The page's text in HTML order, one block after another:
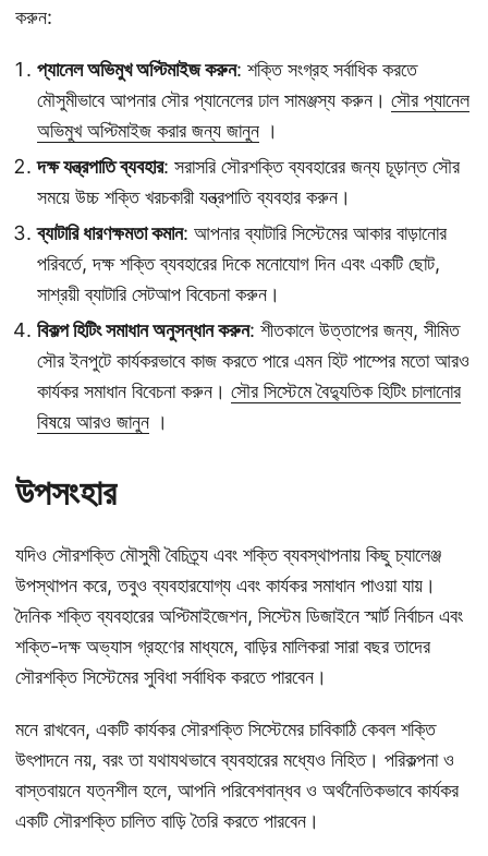
করুন:
প্যানেল অভিমুখ অপ্টিমাইজ করুন: শক্তি সংগ্রহ সর্বাধিক করতে
মৌসুমীভাবে আপনার সৌর প্যানেলের ঢাল সামঞ্জস্য করুন। সৌর প্যানেল
অভিমুখ অপ্টিমাইজ করার জন্য জানুন ।
দক্ষ যন্ত্রপাতি ব্যবহার: সরাসরি সৌরশক্তি ব্যবহারের জন্য চূড়ান্ত সৌর
সময়ে উচ্চ শক্তি খরচকারী যন্ত্রপাতি ব্যবহার করুন।
ব্যাটারি ধারণক্ষমতা কমান: আপনার ব্যাটারি সিস্টেমের আকার বাড়ানোর
পরিবর্তে, দক্ষ শক্তি ব্যবহারের দিকে মনোযোগ দিন এবং একটি ছোট,
সাশ্রয়ী ব্যাটারি সেটআপ বিবেচনা করুন।
বিকল্প হিটিং সমাধান অনুসন্ধান করুন: শীতকালে উত্তাপের জন্য, সীমিত
সৌর ইনপুটে কার্যকরভাবে কাজ করতে পারে এমন হিট পাম্পের মতো আরও
কার্যকর সমাধান বিবেচনা করুন। সৌর সিস্টেমে বৈদ্যুতিক হিটিং চালানোর
বিষয়ে আরও জানুন ।
উপসংহার
যদিও সৌরশক্তি মৌসুমী বৈচিত্র্য এবং শক্তি ব্যবস্থাপনায় কিছু চ্যালেঞ্জ
উপস্থাপন করে, তবুও ব্যবহারযোগ্য এবং কার্যকর সমাধান পাওয়া যায়।
দৈনিক শক্তি ব্যবহারের অপ্টিমাইজেশন, সিস্টেম ডিজাইনে স্মার্ট নির্বাচন এবং
শক্তি-দক্ষ অভ্যাস গ্রহণের মাধ্যমে, বাড়ির মালিকরা সারা বছর তাদের
সৌরশক্তি সিস্টেমের সুবিধা সর্বাধিক করতে পারবেন।
মনে রাখবেন, একটি কার্যকর সৌরশক্তি সিস্টেমের চাবিকাঠি কেবল শক্তি
উৎপাদনে নয়, বরং তা যথাযথভাবে ব্যবহারের মধ্যেও নিহিত। পরিকল্পনা ও
বাস্তবায়নে যত্নশীল হলে, আপনি পরিবেশবান্ধব ও অর্থনৈতিকভাবে কার্যকর
একটি সৌরশক্তি চালিত বাড়ি তৈরি করতে পারবেন।